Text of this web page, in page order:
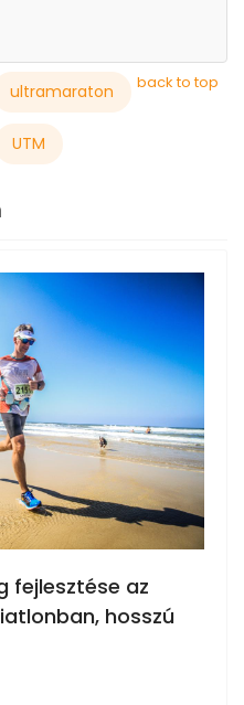
back to top
ultramaraton
UTM
fejlesztése az
hosszú